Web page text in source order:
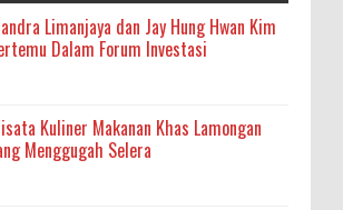
Limanjaya dan Jay Hung Hwan Kim
Dalam Forum Investasi
Kuliner Makanan Khas Lamongan
Menggugah Selera